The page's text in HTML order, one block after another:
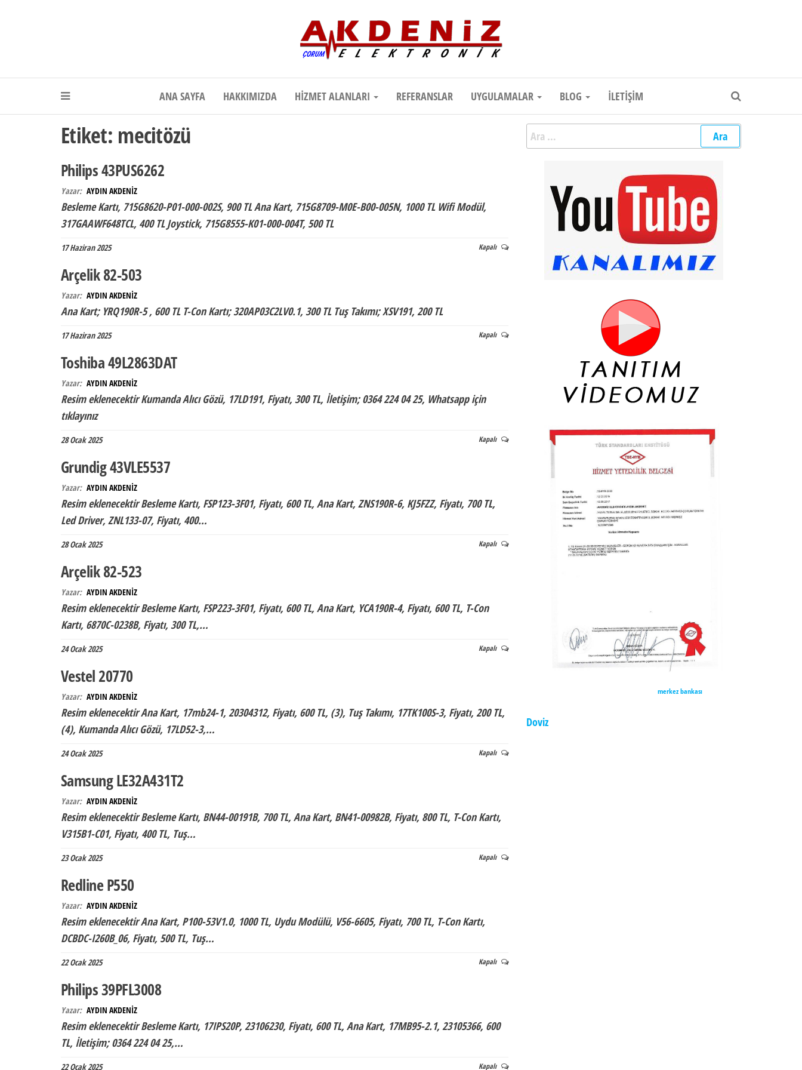
Akdeniz Elektronik Teknik Destek, Kaliteli Hizmet | Çorum Elektronik Firması
ANA SAYFA HAKKIMIZDA HIZMET ALANLARI REFERANSLAR UYGULAMALAR BLOG İLETIŞIM
Etiket: mecitözü
Philips 43PUS6262
Yazar: AYDIN AKDENİZ
Besleme Kartı, 715G8620-P01-000-002S, 900 TL Ana Kart, 715G8709-M0E-B00-005N, 1000 TL Wifi Modül,
317GAAWF648TCL, 400 TL Joystick, 715G8555-K01-000-004T, 500 TL
17 Haziran 2025 Kapalı
Arçelik 82-503
Yazar: AYDIN AKDENİZ
Ana Kart; YRQ190R-5 , 600 TL T-Con Kartı; 320AP03C2LV0.1, 300 TL Tuş Takımı; XSV191, 200 TL
17 Haziran 2025 Kapalı
Toshiba 49L2863DAT
Yazar: AYDIN AKDENİZ
Resim eklenecektir Kumanda Alıcı Gözü, 17LD191, Fiyatı, 300 TL, İletişim; 0364 224 04 25, Whatsapp için
tıklayınız
28 Ocak 2025 Kapalı
Grundig 43VLE5537
Yazar: AYDIN AKDENİZ
Resim eklenecektir Besleme Kartı, FSP123-3F01, Fiyatı, 600 TL, Ana Kart, ZNS190R-6, KJ5FZZ, Fiyatı, 700 TL,
Led Driver, ZNL133-07, Fiyatı, 400…
28 Ocak 2025 Kapalı
Arçelik 82-523
Yazar: AYDIN AKDENİZ
Resim eklenecektir Besleme Kartı, FSP223-3F01, Fiyatı, 600 TL, Ana Kart, YCA190R-4, Fiyatı, 600 TL, T-Con
Kartı, 6870C-0238B, Fiyatı, 300 TL,…
24 Ocak 2025 Kapalı
Vestel 20770
Yazar: AYDIN AKDENİZ
Resim eklenecektir Ana Kart, 17mb24-1, 20304312, Fiyatı, 600 TL, (3), Tuş Takımı, 17TK100S-3, Fiyatı, 200 TL,
(4), Kumanda Alıcı Gözü, 17LD52-3,…
24 Ocak 2025 Kapalı
Samsung LE32A431T2
Yazar: AYDIN AKDENİZ
Resim eklenecektir Besleme Kartı, BN44-00191B, 700 TL, Ana Kart, BN41-00982B, Fiyatı, 800 TL, T-Con Kartı,
V315B1-C01, Fiyatı, 400 TL, Tuş…
23 Ocak 2025 Kapalı
Redline P550
Yazar: AYDIN AKDENİZ
Resim eklenecektir Ana Kart, P100-53V1.0, 1000 TL, Uydu Modülü, V56-6605, Fiyatı, 700 TL, T-Con Kartı,
DCBDC-I260B_06, Fiyatı, 500 TL, Tuş…
22 Ocak 2025 Kapalı
Philips 39PFL3008
Yazar: AYDIN AKDENİZ
Resim eklenecektir Besleme Kartı, 17IPS20P, 23106230, Fiyatı, 600 TL, Ana Kart, 17MB95-2.1, 23105366, 600
TL, İletişim; 0364 224 04 25,…
22 Ocak 2025 Kapalı
Arama:
merkez bankası
Doviz